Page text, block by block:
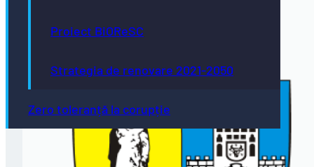
Proiect BiOReSC
Strategia de renovare 2021-2050
Zero toleranță la corupție